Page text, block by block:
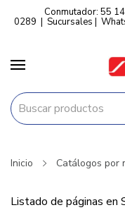
Conmutador: 55
0289 | Sucursales |
Inicio Catálogos por
Listado de páginas en